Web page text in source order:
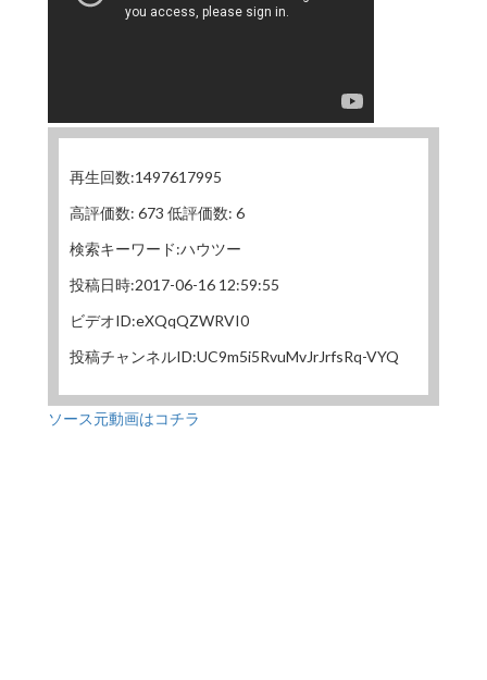
再生回数:1497617995
高評価数: 673 低評価数: 6
検索キーワード:ハウツー
投稿日時:2017-06-16 12:59:55
ビデオID:eXQqQZWRVI0
投稿チャンネルID:UC9m5i5RvuMvJrJrfsRq-VYQ
ソース元動画はコチラ